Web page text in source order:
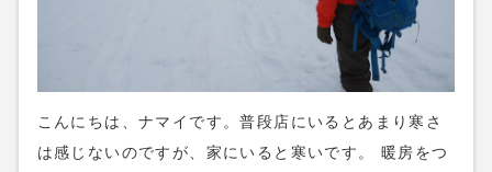
こんにちは、ナマイです。普段店にいるとあまり寒さ
は感じないのですが、家にいると寒いです。 暖房をつ